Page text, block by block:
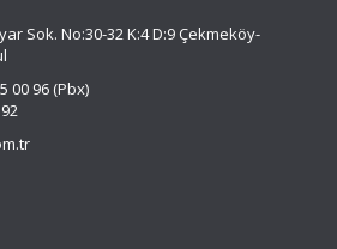
Sok. No:30-32 K:4 D:9 Çekmeköy-
00 96 (Pbx)